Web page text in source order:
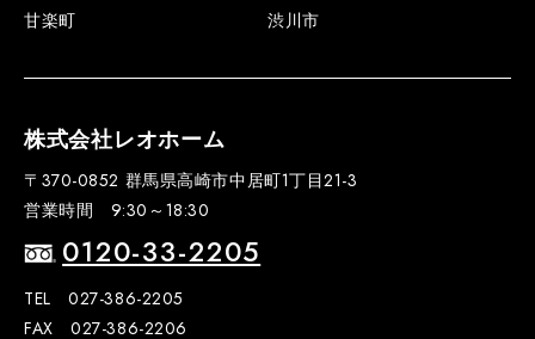
甘楽町
渋川市
株式会社レオホーム
〒370-0852 群馬県高崎市中居町1丁目21-3
営業時間 9:30～18:30
0120-33-2205
TEL 027-386-2205
FAX 027-386-2206